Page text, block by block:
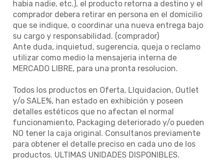
habia nadie, etc.), el producto retorna a destino y el
comprador debera retirar en persona en el domicilio
que se indique, o coordinar una nueva entrega bajo
su cargo y responsabilidad. (comprador)
Ante duda, inquietud, sugerencia, queja o reclamo
utilizar como medio la mensajeria interna de
MERCADO LIBRE, para una pronta resolucion.
Todos los productos en Oferta, LIquidacion, Outlet
y/o SALE%, han estado en exhibición y poseen
detalles estéticos que no afectan el normal
funcionamiento, Packaging deteriorado y/o pueden
NO tener la caja original. Consultanos previamente
para obtener el detalle preciso en cada uno de los
productos. ULTIMAS UNIDADES DISPONIBLES.